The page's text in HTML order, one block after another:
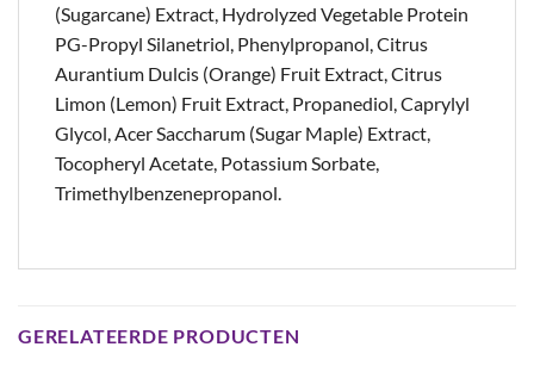
(Sugarcane) Extract, Hydrolyzed Vegetable Protein
PG-Propyl Silanetriol, Phenylpropanol, Citrus
Aurantium Dulcis (Orange) Fruit Extract, Citrus
Limon (Lemon) Fruit Extract, Propanediol, Caprylyl
Glycol, Acer Saccharum (Sugar Maple) Extract,
Tocopheryl Acetate, Potassium Sorbate,
Trimethylbenzenepropanol.
GERELATEERDE PRODUCTEN